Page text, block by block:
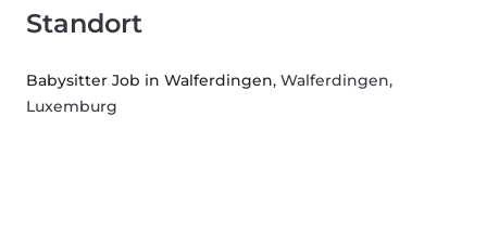
Standort
Babysitter Job in Walferdingen, Walferdingen,
Luxemburg